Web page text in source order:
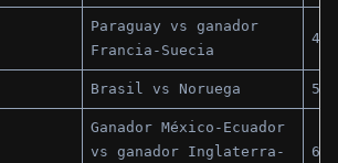
Paraguay vs ganador
Francia-Suecia
4
Brasil vs Noruega 5
Ganador México-Ecuador
vs ganador Inglaterra-
6